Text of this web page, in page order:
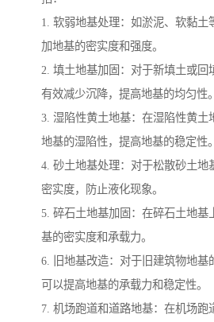
1. 软弱地基处理：如淤泥、软黏土
加地基的密实度和强度。
2. 填土地基加固：对于新填土或回
有效减少沉降，提高地基的均匀性。
3. 湿陷性黄土地基：在湿陷性黄土
地基的湿陷性，提高地基的稳定性。
4. 砂土地基处理：对于松散砂土地
密实度，防止液化现象。
5. 碎石土地基加固：在碎石土地基
基的密实度和承载力。
6. 旧地基改造：对于旧建筑物地基
可以提高地基的承载力和稳定性。
7. 机场跑道和道路地基：在机场跑